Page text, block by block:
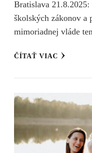
Bratislava
školských zákonov a
mimoriadnej vláde
ČÍTAŤ VIAC